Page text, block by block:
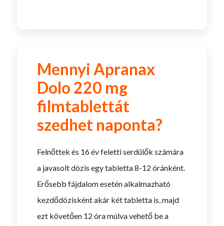
Mennyi Apranax
Dolo 220 mg
filmtablettát
szedhet naponta?
Felnőttek és 16 év feletti serdülők számára
a javasolt dózis egy tabletta 8-12 óránként.
Erősebb fájdalom esetén alkalmazható
kezdődózisként akár két tabletta is, majd
ezt követően 12 óra múlva vehető be a